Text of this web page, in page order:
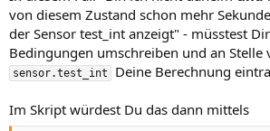
von diesem Zustand schon mehr
der Sensor test_int anzeigt" - müsstest
Bedingungen umschreiben und an Stelle
sensor.test_int Deine Berechnung
Im Skript würdest Du das dann mittels